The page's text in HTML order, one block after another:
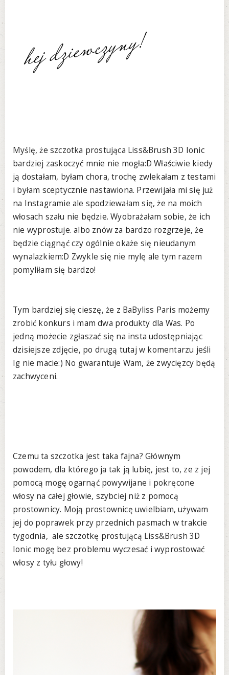
Myślę, że szczotka prostująca Liss&Brush 3D Ionic
bardziej zaskoczyć mnie nie mogła:D Właściwie kiedy
ją dostałam, byłam chora, trochę zwlekałam z testami
i byłam sceptycznie nastawiona. Przewijała mi się już
na Instagramie ale spodziewałam się, że na moich
włosach szału nie będzie. Wyobrażałam sobie, że ich
nie wyprostuje. albo znów za bardzo rozgrzeje, że
będzie ciągnąć czy ogólnie okaże się nieudanym
wynalazkiem:D Zwykle się nie mylę ale tym razem
pomyliłam się bardzo!
Tym bardziej się cieszę, że z BaByliss Paris możemy
zrobić konkurs i mam dwa produkty dla Was. Po
jedną możecie zgłaszać się na insta udostępniając
dzisiejsze zdjęcie, po drugą tutaj w komentarzu jeśli
Ig nie macie:) No gwarantuje Wam, że zwycięzcy będą
zachwyceni.
Czemu ta szczotka jest taka fajna? Głównym
powodem, dla którego ja tak ją lubię, jest to, ze z jej
pomocą mogę ogarnąć powywijane i pokręcone
włosy na całej głowie, szybciej niż z pomocą
prostownicy. Moją prostownicę uwielbiam, używam
jej do poprawek przy przednich pasmach w trakcie
tygodnia, ale szczotkę prostującą Liss&Brush 3D
Ionic mogę bez problemu wyczesać i wyprostować
włosy z tyłu głowy!